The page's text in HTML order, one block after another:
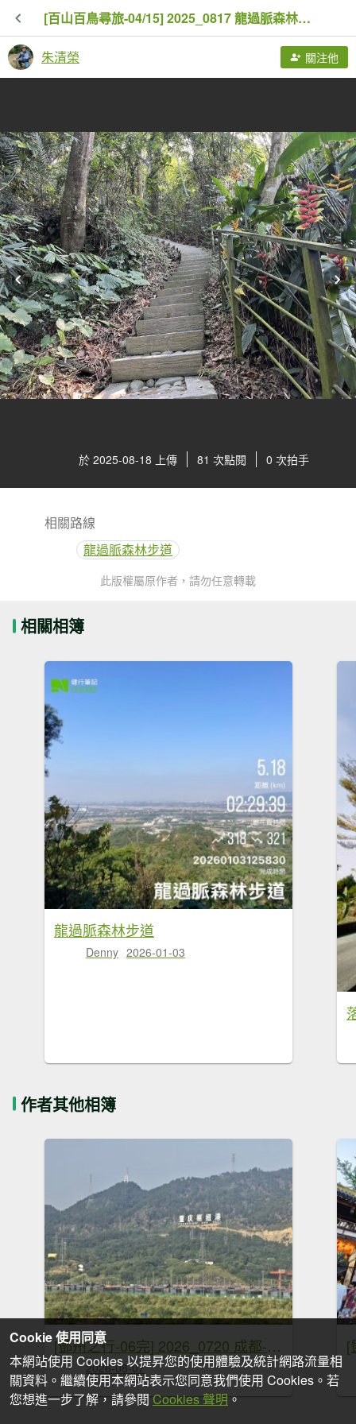
[百山百鳥尋旅-04/15] 2025_0817 龍過脈森林步道
朱清榮 關注他
於 2025-08-18 上傳 81 次點閱 0 次拍手
相關路線
龍過脈森林步道
此版權屬原作者，請勿任意轉載
相關相簿
龍過脈森林步道
Denny 2026-01-03
作者其他相簿
[鄧州之行-06完] 2026_0720 成都-深圳-桃園
2026-08-07
[
Cookie 使用同意
本網站使用 Cookies 以提昇您的使用體驗及統計網路流量相
關資料。繼續使用本網站表示您同意我們使用 Cookies。若
您想進一步了解，請參閱 Cookies 聲明 。